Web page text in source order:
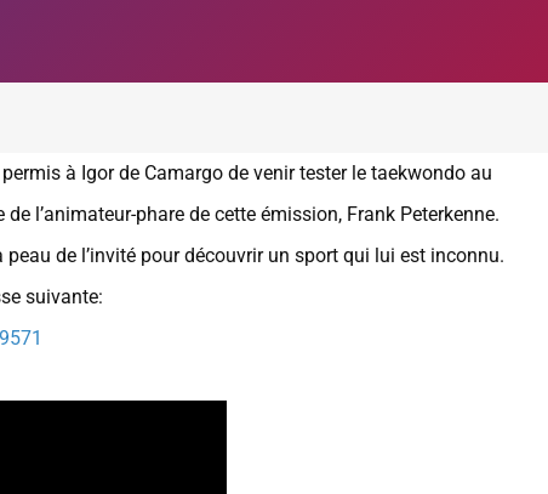
à Igor de Camargo de venir tester le taekwondo au
l’animateur-phare de cette émission, Frank Peterkenne.
de l’invité pour découvrir un sport qui lui est inconnu.
suivante: